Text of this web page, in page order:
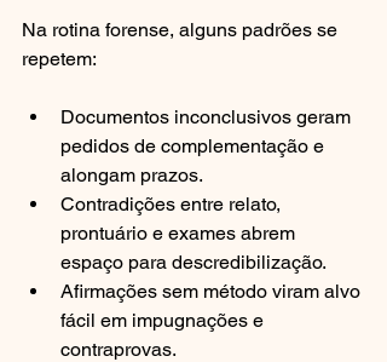
Na rotina forense, alguns padrões se
repetem:
Documentos inconclusivos geram
pedidos de complementação e
alongam prazos.
Contradições entre relato,
prontuário e exames abrem
espaço para descredibilização.
Afirmações sem método viram alvo
fácil em impugnações e
contraprovas.